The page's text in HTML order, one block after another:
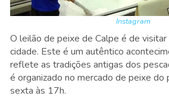
Instagram
O leilão de peixe de Calpe é de
cidade. Este é um autêntico
reflete as tradições antigas dos
é organizado no mercado de peixe do
sexta às 17h.